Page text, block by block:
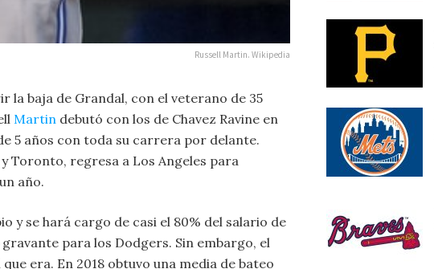
Russell Martin. Wikipedia
la baja de Grandal, con el veterano de 35
Martin debutó con los de Chavez Ravine en
5 años con toda su carrera por delante.
Toronto, regresa a Los Angeles para
año.
y se hará cargo de casi el 80% del salario de
para los Dodgers. Sin embargo, el
era. En 2018 obtuvo una media de bateo